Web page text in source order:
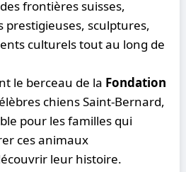
frontières suisses,
prestigieuses, sculptures,
culturels tout au long de
le berceau de la Fondation
chiens Saint-Bernard,
pour les familles qui
ces animaux
leur histoire.